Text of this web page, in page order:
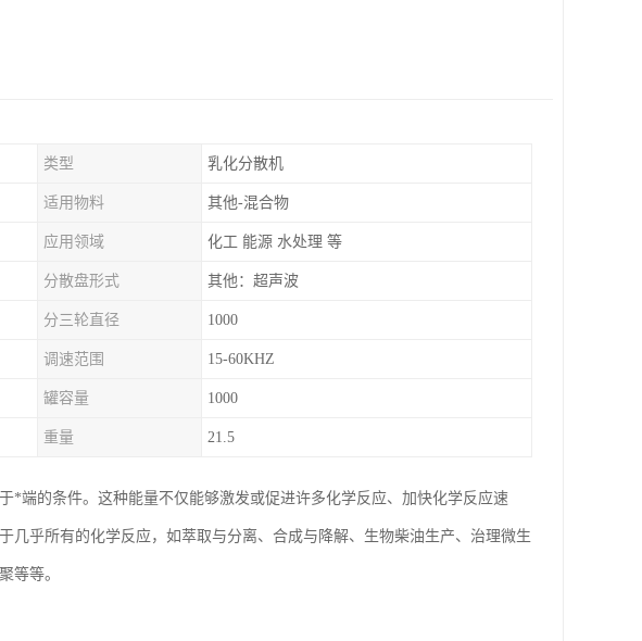
类型 乳化分散机
适用物料 其他-混合物
应用领域 化工 能源 水处理 等
分散盘形式 其他：超声波
分三轮直径 1000
调速范围 15-60KHZ
罐容量 1000
重量 21.5
*端的条件。这种能量不仅能够激发或促进许多化学反应、加快化学反应速
几乎所有的化学反应，如萃取与分离、合成与降解、生物柴油生产、治理微生
等等。